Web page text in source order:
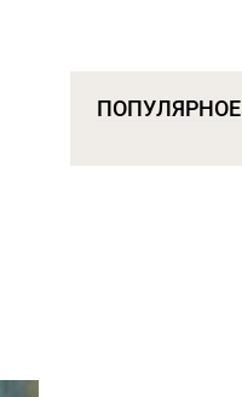
ПОПУЛЯРНОЕ